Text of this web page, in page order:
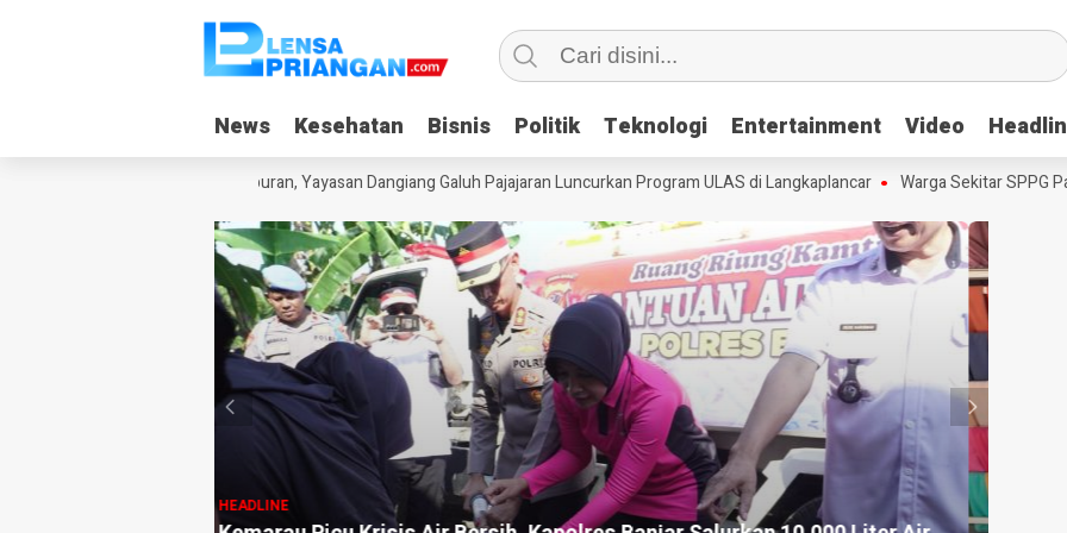
News Kesehatan Bisnis Politik Teknologi Entertainment Video
News Kesehatan Bisnis Politik Teknologi Entertainment Video
Kecanduan Gadget Saat Liburan, Yayasan Dangiang Galuh Pajajaran Luncurkan Program ULAS di Langkaplancar Warga Sekitar SPPG
HEADLINE